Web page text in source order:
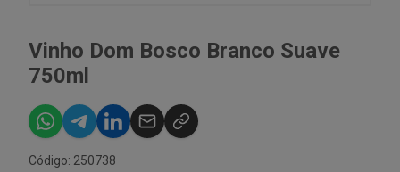
Vinho Dom Bosco Branco Suave
750ml
Código: 250738